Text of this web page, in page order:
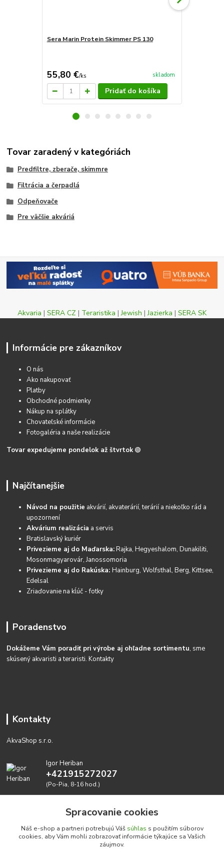
Sera Marin Protein Skimmer PS 130
55,80 €/ks skladom
Pridať do košíka
Tovar zaradený v kategóriách
Predfiltre, zberače, skimmre
Filtrácia a čerpadlá
Odpeňovače
Pre väčšie akváriá
Akvaria | SERA CZ | Teraristika |Jewish |Jazierka | SERA SK
Informácie pre zákazníkov
O nás
Ako nakupovať
Platby
Obchodné podmienky
Nákup na splátky
Chovateľské informácie
Fotogaléria a naše realizácie
Tovar expedujeme pondelok až štvrtok 🟢
Najčítanejšie
Návod na použitie akvárií, akvaterárií, terárií a niekoľko rád a
upozornení
Akvárium realizácia a servis
Bratislavský kuriér
Privezieme aj do Maďarska:Rajka, Hegyeshalom, Dunakiliti,
Mosonmagyarovár, Janossomoria
Privezieme aj do Rakúska:Hainburg, Wolfsthal, Berg, Kittsee,
Edelsal
Zriaďovanie na kĺúč - fotky
Poradenstvo
Dokážeme Vám poradiť pri výrobe aj ohľadne sortimentu, sme
skúsený akvaristi a teraristi.Kontakty
Kontakty
AkvaShop s.r.o.
Igor Heriban
+421915272027
(Po-Pia, 8-16 hod.)
Spracovanie cookies
Náš e-shop a partneri potrebujú Váš súhlas s použitím súborov
cookies, aby Vám mohli zobrazovať informácie týkajúce sa Vašich
záujmov.